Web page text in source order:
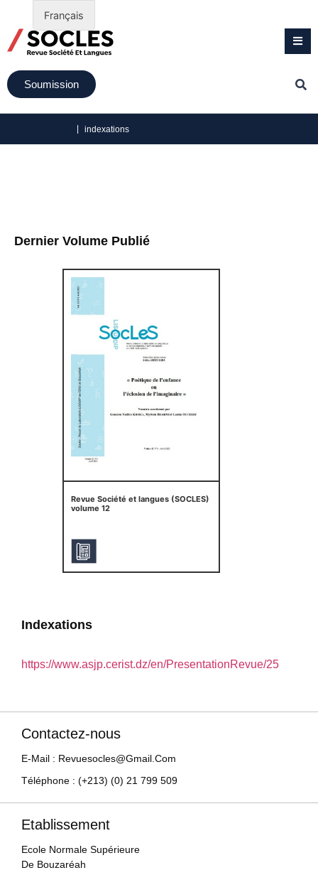
Soumission
indexations
Dernier Volume Publié
Revue Société et langues (SOCLES)
volume 12
Indexations
https://www.asjp.cerist.dz/en/PresentationRevue/25
Contactez-nous
E-Mail : Revuesocles@gmail.com
Téléphone : (+213) (0) 21 799 509
Etablissement
Ecole Normale Supérieure
De Bouzaréah
Français